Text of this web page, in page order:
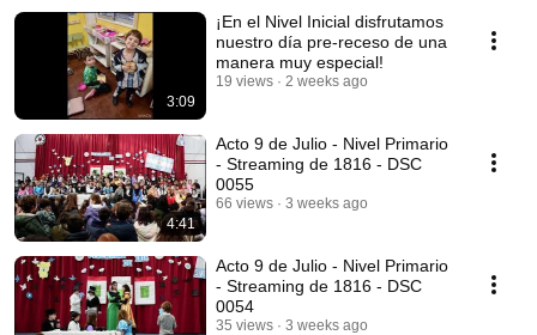
3:09
¡En el Nivel Inicial disfrutamos
nuestro día pre-receso de una
manera muy especial!
19 views 2 weeks ago
4:41
Acto 9 de Julio - Nivel Primario
- Streaming de 1816 - DSC
0055
66 views 3 weeks ago
Acto 9 de Julio - Nivel Primario
- Streaming de 1816 - DSC
0054
35 views 3 weeks ago